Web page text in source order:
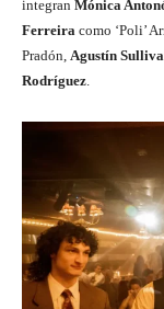
integran Mónica
Ferreira como ‘Poli’
Pradón, Agustín
Rodríguez.